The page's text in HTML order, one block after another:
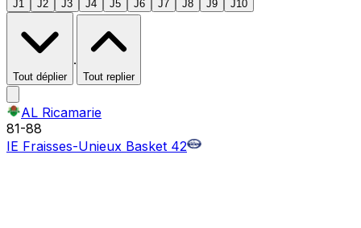
J1 J2 J3 J4 J5 J6 J7 J8 J9 J10
Tout déplier
·
Tout replier
AL Ricamarie
81-88
IE Fraisses-Unieux Basket 42